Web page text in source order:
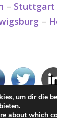
– Stuttgart
–
um dir die
about which